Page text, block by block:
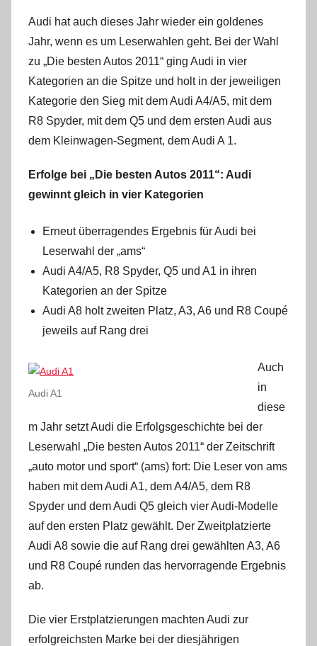
Audi hat auch dieses Jahr wieder ein goldenes
Jahr, wenn es um Leserwahlen geht. Bei der Wahl
zu „Die besten Autos 2011“ ging Audi in vier
Kategorien an die Spitze und holt in der jeweiligen
Kategorie den Sieg mit dem Audi A4/A5, mit dem
R8 Spyder, mit dem Q5 und dem ersten Audi aus
dem Kleinwagen-Segment, dem Audi A 1.
Erfolge bei „Die besten Autos 2011“: Audi
gewinnt gleich in vier Kategorien
Erneut überragendes Ergebnis für Audi bei
Leserwahl der „ams“
Audi A4/A5, R8 Spyder, Q5 und A1 in ihren
Kategorien an der Spitze
Audi A8 holt zweiten Platz, A3, A6 und R8 Coupé
jeweils auf Rang drei
Audi A1
Auch
in
diese
m Jahr setzt Audi die Erfolgsgeschichte bei der
Leserwahl „Die besten Autos 2011“ der Zeitschrift
„auto motor und sport“ (ams) fort: Die Leser von ams
haben mit dem Audi A1, dem A4/A5, dem R8
Spyder und dem Audi Q5 gleich vier Audi-Modelle
auf den ersten Platz gewählt. Der Zweitplatzierte
Audi A8 sowie die auf Rang drei gewählten A3, A6
und R8 Coupé runden das hervorragende Ergebnis
ab.
Die vier Erstplatzierungen machten Audi zur
erfolgreichsten Marke bei der dies­jährigen